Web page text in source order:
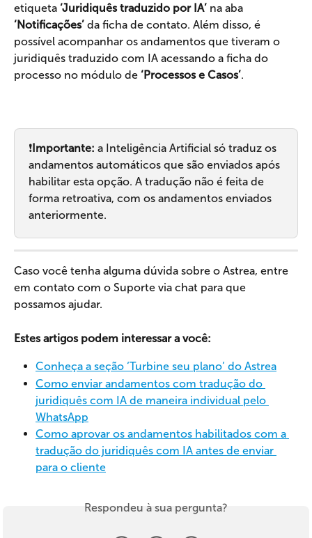
etiqueta ‘Juridiquês traduzido por IA’ na aba
‘Notificações’ da ficha de contato. Além disso, é
possível acompanhar os andamentos que tiveram o
juridiquês traduzido com IA acessando a ficha do
processo no módulo de ‘Processos e Casos’.
❗Importante: a Inteligência Artificial só traduz os
andamentos automáticos que são enviados após
habilitar esta opção. A tradução não é feita de
forma retroativa, com os andamentos enviados
anteriormente.
Caso você tenha alguma dúvida sobre o Astrea, entre
em contato com o Suporte via chat para que
possamos ajudar.
Estes artigos podem interessar a você:
Conheça a seção ‘Turbine seu plano’ do Astrea
Como enviar andamentos com tradução do
juridiquês com IA de maneira individual pelo
WhatsApp
Como aprovar os andamentos habilitados com a
tradução do juridiquês com IA antes de enviar
para o cliente
Respondeu à sua pergunta?